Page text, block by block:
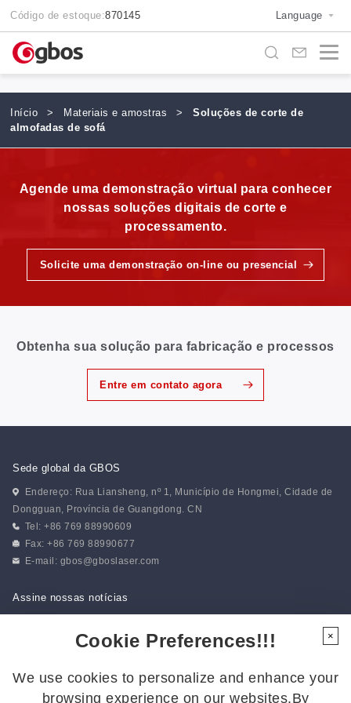
Código de estoque:870145 Language
Início > Materiais e amostras >
Soluções de corte de
almofadas de sofá
Agende uma demonstração virtual para conhecer
nossas soluções digitais de corte e
processamento.
Solicite uma demonstração on-line ou presencial
Obtenha sua solução para fabricação e processos
Entre em contato agora
Sede global da GBOS
Endereço: Rua Liansheng, nº 1, Município de Hongmei, Cidade de
Dongguan, Província de Guangdong. CN
Tel: +86 769 88990609
Fax: +86 769 88990677
E-mail: gbos@gboslaser.com
Assine nossas notícias
Siga-nos para ficar por dentro das últimas novidades:
Cookie Preferences!!!
We use cookies to personalize and enhance your
browsing experience on our websites.By
×